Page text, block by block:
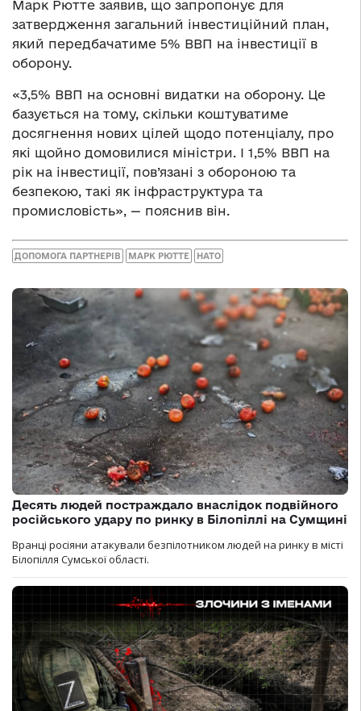
Марк Рютте заявив, що запропонує для
затвердження загальний інвестиційний план,
який передбачатиме 5% ВВП на інвестиції в
оборону.
«3,5% ВВП на основні видатки на оборону. Це
базується на тому, скільки коштуватиме
досягнення нових цілей щодо потенціалу, про
які щойно домовилися міністри. І 1,5% ВВП на
рік на інвестиції, пов’язані з обороною та
безпекою, такі як інфраструктура та
промисловість», — пояснив він.
ДОПОМОГА ПАРТНЕРІВ МАРК РЮТТЕ НАТО
Десять людей постраждало внаслідок подвійного
російського удару по ринку в Білопіллі на Сумщині
Вранці росіяни атакували безпілотником людей на ринку в місті
Білопілля Сумської області.